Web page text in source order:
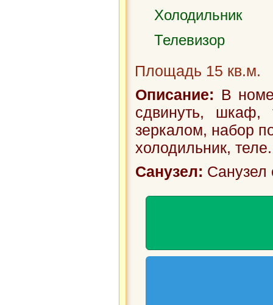
Холодильник
Телевизор
Площадь 15 кв.м.
Описание: В
сдвинуть, шкаф,
зеркалом, набор
холодильник,
Санузел: